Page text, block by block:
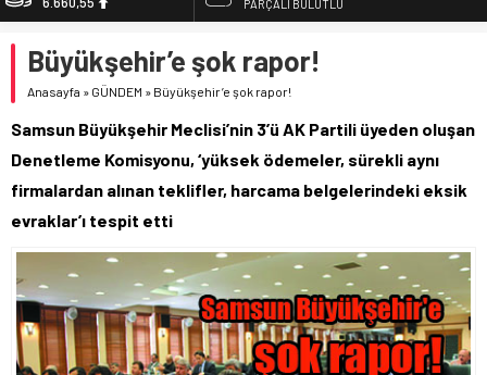
‘BAFRA’YA YATIRIM YAPIN!’
YÖNETİCİ SEÇERKEN YAPILAN EN BÜYÜK HATALAR
13.779,39
DOLAR
55,1881
PARÇALI BULUTLU
Büyükşehir’e şok rapor!
Anasayfa » GÜNDEM » Büyükşehir’e şok rapor!
Samsun Büyükşehir Meclisi’nin 3’ü AK Partili üyeden oluşan
Denetleme Komisyonu, ‘yüksek ödemeler, sürekli aynı
firmalardan alınan teklifler, harcama belgelerindeki eksik
evraklar’ı tespit etti